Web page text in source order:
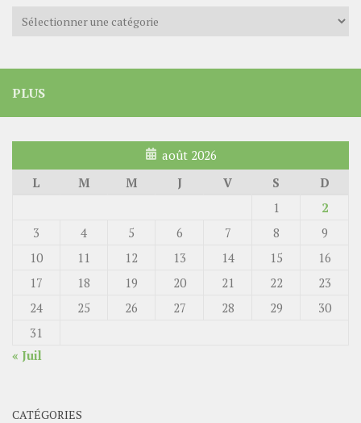
Catégories
PLUS
août 2026
L
M M J V S
D
1
2
3
4 5 6 7 8
9
10
11 12 13 14 15
16
17
18 19 20 21 22
23
24
25 26 27 28 29
30
31
« Juil
CATÉGORIES